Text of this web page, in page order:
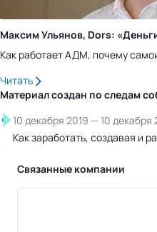
Максим Ульянов, Dors:
Как работает АДМ, почему
Читать
Материал создан по следам
10 декабря 2019 — 10 декабря
Как заработать, создавая и
Связанные компании